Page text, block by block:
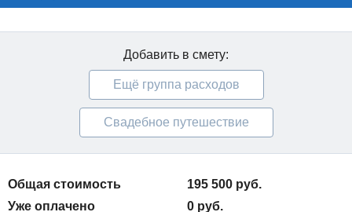
Добавить в смету:
Ещё группа расходов
Свадебное путешествие
Общая стоимость
195 500 руб.
Уже оплачено
0 руб.